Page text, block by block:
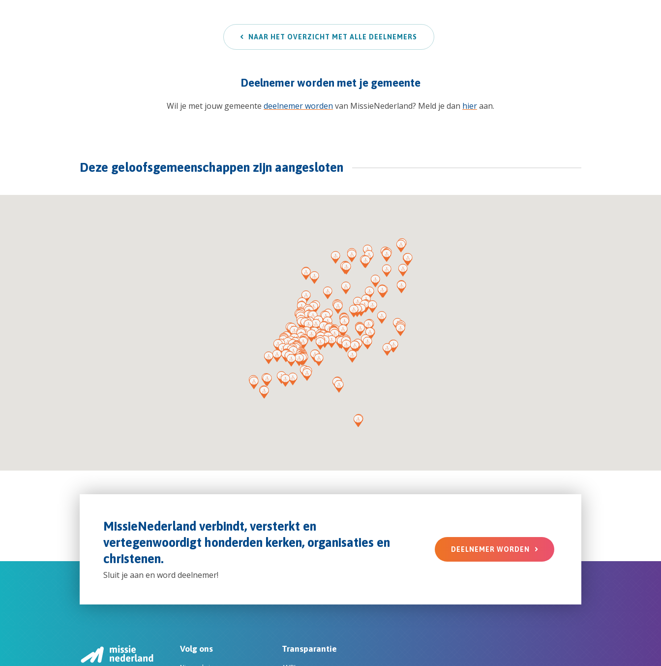
NAAR HET OVERZICHT MET ALLE DEELNEMERS
Deelnemer worden met je gemeente
Wil je met jouw gemeente deelnemer worden van MissieNederland? Meld je dan hieraan.
Deze geloofsgemeenschappen zijn aangesloten
MissieNederland verbindt, versterkt en
vertegenwoordigt honderden kerken, organisaties en
christenen.
Sluit je aan en word deelnemer!
DEELNEMER WORDEN
Volg ons Transparantie